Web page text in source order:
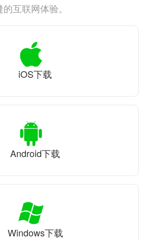
的互联网体验。
iOS下载
Android下载
Windows下载